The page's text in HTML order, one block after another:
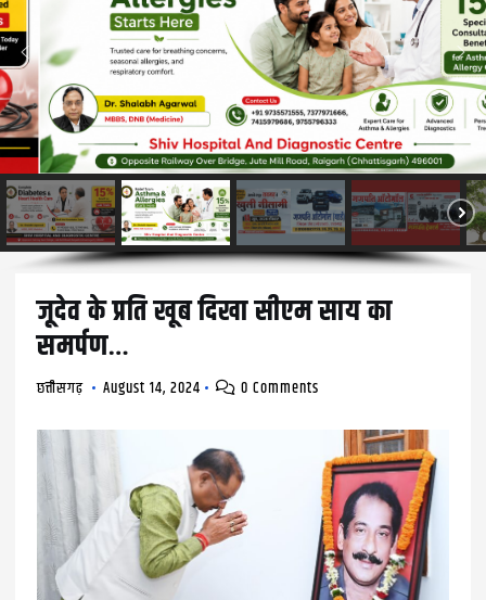
जूदेव के प्रति खूब दिखा सीएम साय का
समर्पण…
छत्तीसगढ़ August 14, 2024 0 Comments